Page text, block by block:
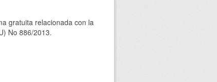
gratuita relacionada con la
No 886/2013.